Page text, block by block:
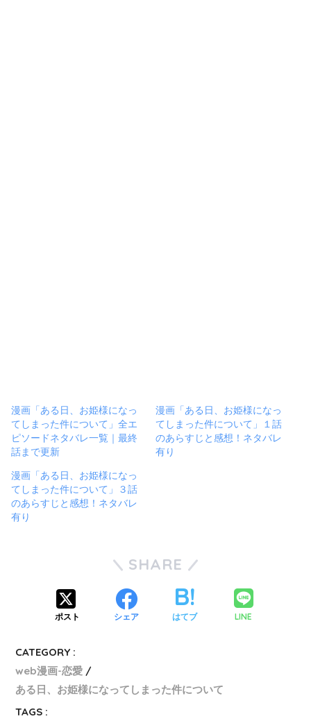
漫画「ある日、お姫様になっ
てしまった件について」全エ
ピソードネタバレ一覧｜最終
話まで更新
漫画「ある日、お姫様になっ
てしまった件について」１話
のあらすじと感想！ネタバレ
有り
漫画「ある日、お姫様になっ
てしまった件について」３話
のあらすじと感想！ネタバレ
有り
SHARE
ポスト シェア はてブ LINE
CATEGORY :
web漫画-恋愛
ある日、お姫様になってしまった件について
TAGS :